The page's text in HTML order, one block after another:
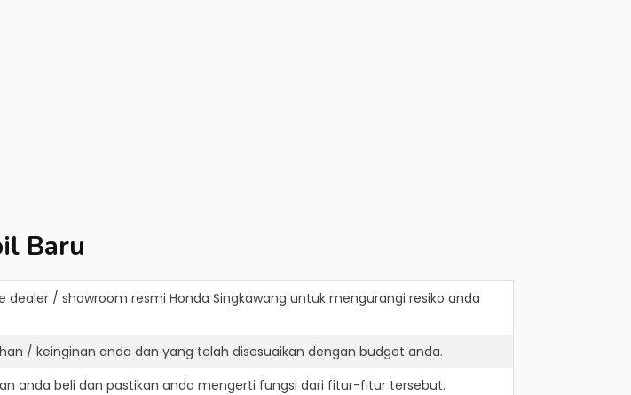
Baru
dealer / showroom resmi Honda Singkawang untuk mengurangi resiko anda
/ keinginan anda dan yang telah disesuaikan dengan budget anda.
anda beli dan pastikan anda mengerti fungsi dari fitur-fitur tersebut.